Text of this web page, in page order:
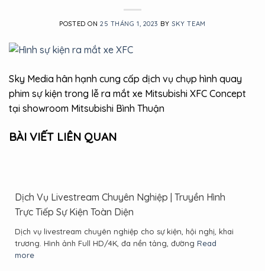
POSTED ON 25 THÁNG 1, 2023 BYSKY TEAM
Sky Media hân hạnh cung cấp dịch vụ chụp hình quay
phim sự kiện trong lễ ra mắt xe Mitsubishi XFC Concept
tại showroom Mitsubishi Bình Thuận
BÀI VIẾT LIÊN QUAN
Dịch Vụ Livestream Chuyên Nghiệp | Truyền Hình
Trực Tiếp Sự Kiện Toàn Diện
Dịch vụ livestream chuyên nghiệp cho sự kiện, hội nghị, khai
trương. Hình ảnh Full HD/4K, đa nền tảng, đường Read
more